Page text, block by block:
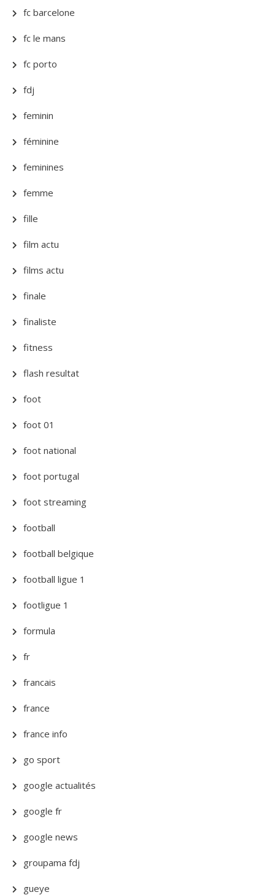
fc barcelone
fc le mans
fc porto
fdj
feminin
féminine
feminines
femme
fille
film actu
films actu
finale
finaliste
fitness
flash resultat
foot
foot 01
foot national
foot portugal
foot streaming
football
football belgique
football ligue 1
footligue 1
formula
fr
francais
france
france info
go sport
google actualités
google fr
google news
groupama fdj
gueye